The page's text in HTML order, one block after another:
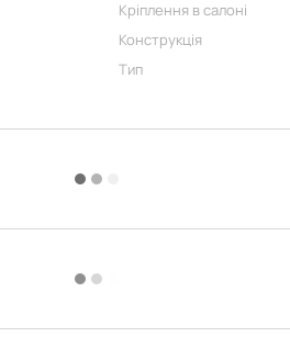
Кріплення в салоні
Конструкція
Тип